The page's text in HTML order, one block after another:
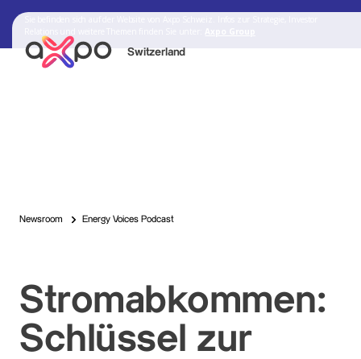
Switzerland
Newsroom Energy Voices Podcast
Stromabkommen:
Schlüssel zur